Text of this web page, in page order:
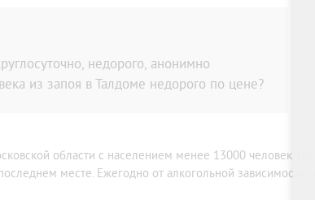
Вивитролом
Налтрексоном
Методом SIT (MST)
Электроимпульсное
недорого, анонимно
из запоя в Талдоме недорого по цене?
области с населением менее 13000 человек. Но
месте. Ежегодно от алкогольной зависимости